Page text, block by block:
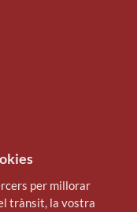
per millorar
trànsit, la vostra